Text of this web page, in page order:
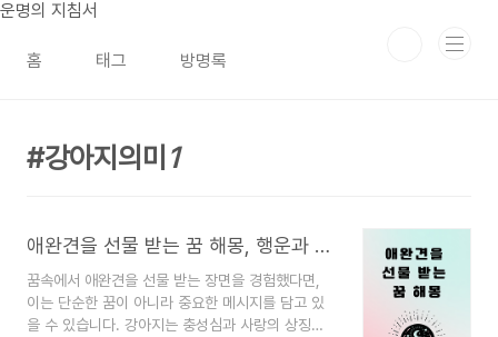
본문 바로가기
운명의 지침서
홈 태그 방명록
강아지의미 1
애완견을 선물 받는 꿈 해몽, 행운과 새로운 인연을 의미하는 길몽
꿈속에서 애완견을 선물 받는 장면을 경험했다면,
이는 단순한 꿈이 아니라 중요한 메시지를 담고 있
을 수 있습니다. 강아지는 충성심과 사랑의 상징이